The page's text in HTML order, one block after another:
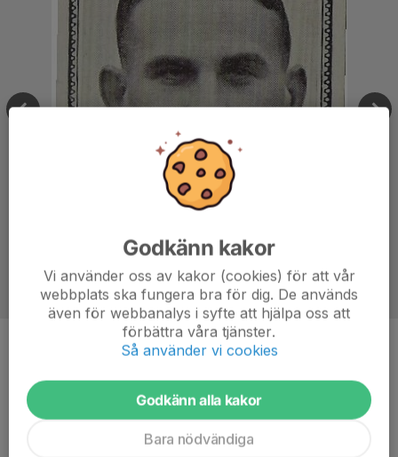
Godkänn kakor
Vi använder oss av kakor (cookies) för att vår
webbplats ska fungera bra för dig. De används
även för webbanalys i syfte att hjälpa oss att
förbättra våra tjänster.
Så använder vi cookies
Godkänn alla kakor
Bara nödvändiga